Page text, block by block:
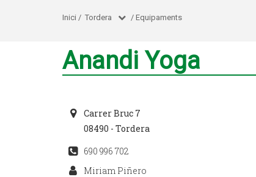
Inici / Tordera / Equipaments
Anandi Yoga
Carrer Bruc 7
08490 - Tordera
690 996 702
Miriam Piñero